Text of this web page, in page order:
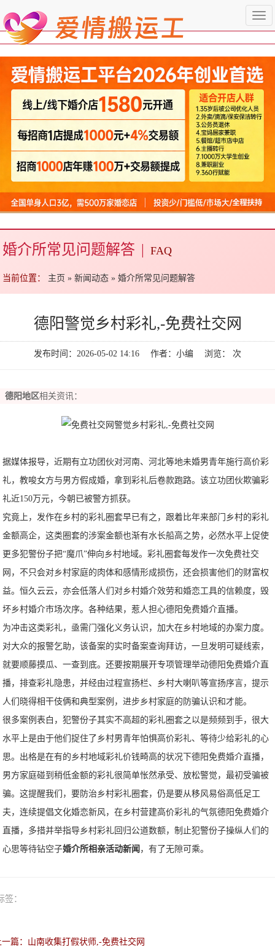
婚介所常见问题解答 | FAQ
当前位置： 主页 » 新闻动态 » 婚介所常见问题解答
德阳警觉乡村彩礼,-免费社交网
发布时间：2026-05-02 14:16 作者：小编 浏览： 次
德阳地区相关资讯：
据媒体报导，近期有立功团伙对河南、河北等地未婚男青年施行高价彩
礼，教唆女方与男方假成婚，拿到彩礼后卷款跑路。该立功团伙欺骗彩
礼近150万元，今朝已被警方抓获。
究竟上，发作在乡村的彩礼圈套早已有之，跟着比年来部门乡村的彩礼
金额高企，这类圈套的涉案金额也渐有水长船高之势，必然水平上促使
更多犯警份子把“魔爪”伸向乡村地域。彩礼圈套每发作一次免费社交
网，不只会对乡村家庭的肉体和感情形成损伤，还会损害他们的财富权
益。恒久云云，亦会低落人们对乡村婚介效劳和婚恋工具的信赖度，毁
坏乡村婚介市场次序。各种结果，惹人担心德阳免费婚介直播。
为冲击这类彩礼，亟需门强化义务认识，加大在乡村地域的办案力度。
对大众的报警乞助，该备案的实时备案查询拜访，一旦发明可疑线索，
就要顺藤摸瓜、一查到底。还要按期展开专项管理举动德阳免费婚介直
播，排查彩礼隐患，并经由过程宣扬栏、乡村大喇叭等宣扬序言，提示
人们晓得相干伎俩和典型案例，进步乡村家庭的防骗认识和才能。
很多案例表白，犯警份子其实不高超的彩礼圈套之以是频频到手，很大
水平上是由于他们捉住了乡村男青年怕惧高价彩礼、等待少给彩礼的心
思。出格是在有的乡村地域彩礼价钱畸高的状况下德阳免费婚介直播，
男方家庭碰到稍低金额的彩礼很简单怅然承受、放松警觉，最初受骗被
骗。这提醒我们，要防治乡村彩礼圈套，仍是要从移风易俗高低足工
夫，连续提倡文化婚恋新风，在乡村营建高价彩礼的气氛德阳免费婚介
直播，多措并举指导乡村彩礼回归公道数额，制止犯警份子操纵人们的
心思等待钻空子婚介所相亲活动新闻 ，有了无隙可乘。
签：
一篇：山南收集打假状师,-免费社交网